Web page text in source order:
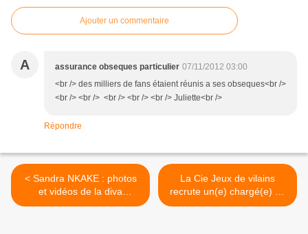
Ajouter un commentaire
A assurance obseques particulier 07/11/2012 03:00
<br /> des milliers de fans étaient réunis a ses obseques<br />
<br /> <br /> <br /> <br /> <br /> Juliette<br />
Répondre
< Sandra NKAKE : photos
et vidéos de la diva
d'Orléans Jazz
La Cie Jeux de vilains
recrute un(e) chargé(e) de
diffusion >